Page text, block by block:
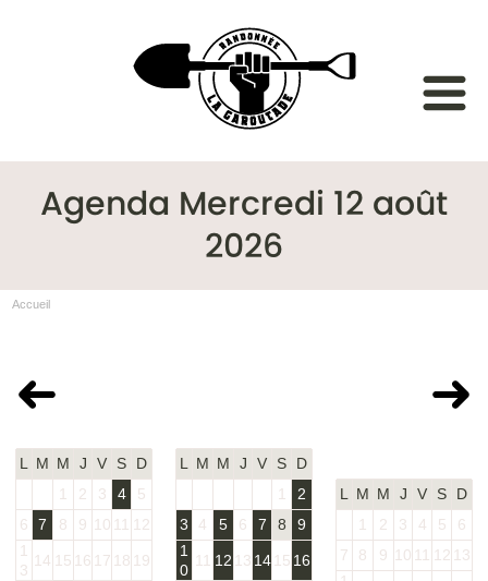
Agenda Mercredi 12 août
2026
Accueil
Juillet 2026
L M M J V S
D
1
2 3 4
5
6
7 8 9 10 11 12
1
3
14 15 16 17 18 19
L M M J V S
D
1
2
3
4 5 6 7 8
9
1
0
11 12 13 14 15 16
Septembre
L M M J V S
D
1
2 3 4 5
6
7
8 9 10 11 12 13